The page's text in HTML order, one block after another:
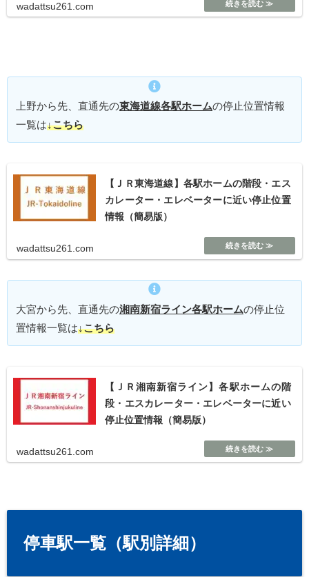
wadattsu261.com
上野から先、直通先の東海道線各駅ホームの停止位置情報
一覧は↓こちら
【ＪＲ東海道線】各駅ホームの階段・エス
カレーター・エレベーターに近い停止位置
情報（簡易版）
wadattsu261.com
大宮から先、直通先の湘南新宿ライン各駅ホームの停止位
置情報一覧は↓こちら
【ＪＲ湘南新宿ライン】各駅ホームの階
段・エスカレーター・エレベーターに近い
停止位置情報（簡易版）
wadattsu261.com
停車駅一覧（駅別詳細）